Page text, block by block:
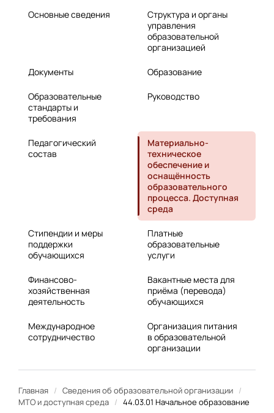
Основные сведения
Структура и органы
управления
образовательной
организацией
Документы Образование
Образовательные
стандарты и
требования
Руководство
Педагогический
состав
Материально-
техническое
обеспечение и
оснащённость
образовательного
процесса. Доступная
среда
Стипендии и меры
поддержки
обучающихся
Платные
образовательные
услуги
Финансово-
хозяйственная
деятельность
Вакантные места для
приёма (перевода)
обучающихся
Международное
сотрудничество
Организация питания
в образовательной
организации
Главная / Сведения об образовательной организации /
МТО и доступная среда / 44.03.01 Начальное образование